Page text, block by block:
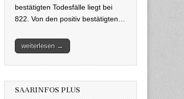
bestätigten Todesfälle liegt bei
822. Von den positiv bestätigten…
weiterlesen →
SAARINFOS PLUS